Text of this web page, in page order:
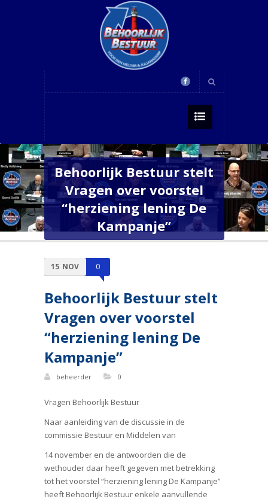
Behoorlijk Bestuur stelt
Vragen over voorstel
“herziening lening De
Kampanje”
15 NOV 0
Behoorlijk Bestuur stelt
Vragen over voorstel
“herziening lening De
Kampanje”
beheerder 0
Vragen Behoorlijk Bestuur
Naar aanleiding van de discussie in de
commissie Bestuur en Middelen van
14 november en de antwoorden die de
wethouder daar heeft gegeven met betrekking
tot het voorstel “herziening lening De Kampanje”
heeft Behoorlijk Bestuur enkele aanvullende